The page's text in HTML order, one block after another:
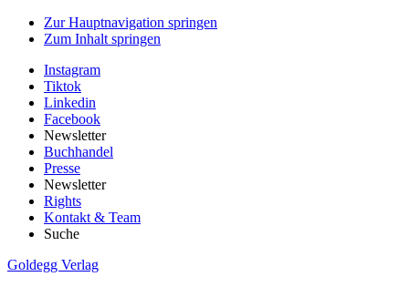
Zur Hauptnavigation springen
Zum Inhalt springen
Instagram
Tiktok
Linkedin
Facebook
Newsletter
Buchhandel
Presse
Newsletter
Rights
Kontakt & Team
Suche
Goldegg Verlag